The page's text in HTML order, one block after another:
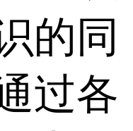
的同
过各